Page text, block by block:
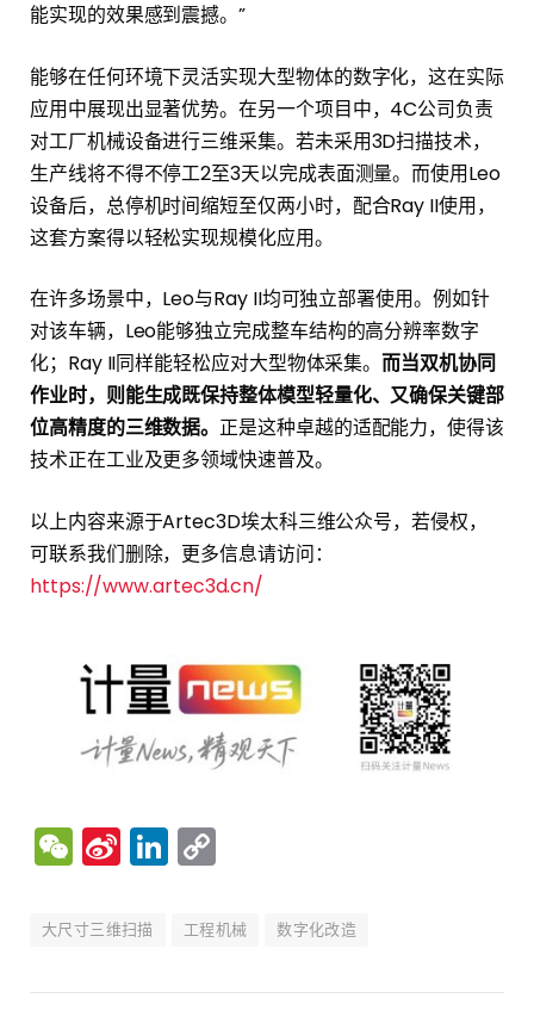
能实现的效果感到震撼。”
能够在任何环境下灵活实现大型物体的数字化，这在实际
应用中展现出显著优势。在另一个项目中，4C公司负责
对工厂机械设备进行三维采集。若未采用3D扫描技术，
生产线将不得不停工2至3天以完成表面测量。而使用Leo
设备后，总停机时间缩短至仅两小时，配合Ray II使用，
这套方案得以轻松实现规模化应用。
在许多场景中，Leo与Ray II均可独立部署使用。例如针
对该车辆，Leo能够独立完成整车结构的高分辨率数字
化；Ray II同样能轻松应对大型物体采集。而当双机协同
作业时，则能生成既保持整体模型轻量化、又确保关键部
位高精度的三维数据。正是这种卓越的适配能力，使得该
技术正在工业及更多领域快速普及。
以上内容来源于Artec3D埃太科三维公众号，若侵权，
可联系我们删除，更多信息请访问：
https://www.artec3d.cn/
WeChat
SinaLinkedIn
大尺寸三维扫描 工程机械 数字化改造